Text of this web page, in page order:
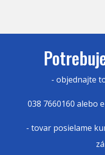
- objednajte
038 7660160 alebo
- tovar posielame